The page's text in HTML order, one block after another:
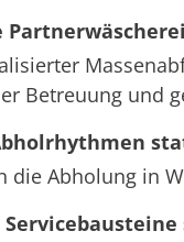
Betreuung und
die Abholung in